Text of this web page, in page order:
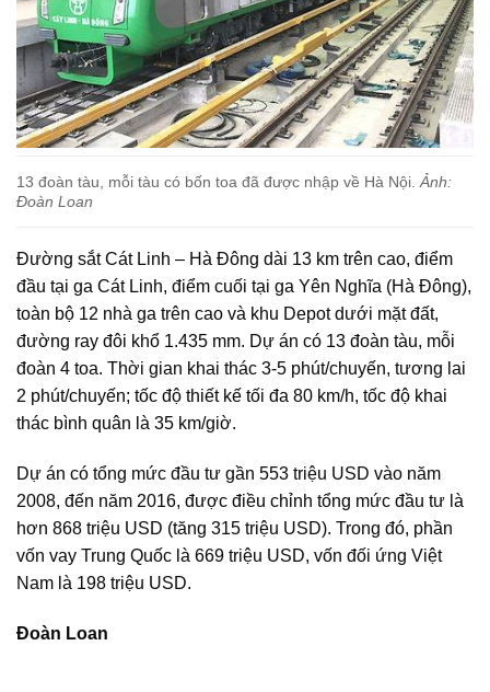
13 đoàn tàu, mỗi tàu có bốn toa đã được nhập về Hà Nội. Ảnh:
Đoàn Loan
Đường sắt Cát Linh – Hà Đông dài 13 km trên cao, điểm
đầu tại ga Cát Linh, điểm cuối tại ga Yên Nghĩa (Hà Đông),
toàn bộ 12 nhà ga trên cao và khu Depot dưới mặt đất,
đường ray đôi khổ 1.435 mm. Dự án có 13 đoàn tàu, mỗi
đoàn 4 toa. Thời gian khai thác 3-5 phút/chuyến, tương lai
2 phút/chuyến; tốc độ thiết kế tối đa 80 km/h, tốc độ khai
thác bình quân là 35 km/giờ.
Dự án có tổng mức đầu tư gần 553 triệu USD vào năm
2008, đến năm 2016, được điều chỉnh tổng mức đầu tư là
hơn 868 triệu USD (tăng 315 triệu USD). Trong đó, phần
vốn vay Trung Quốc là 669 triệu USD, vốn đối ứng Việt
Nam là 198 triệu USD.
Đoàn Loan